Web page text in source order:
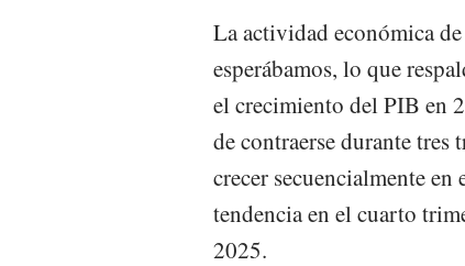
La actividad económica
esperábamos, lo que
el crecimiento del PIB en
de contraerse durante
crecer secuencialmente
tendencia en el cuarto
2025.